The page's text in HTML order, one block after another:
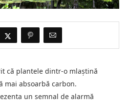
că plantele dintr-o mlaștină
mai absoarbă carbon.
un semnal de alarmă